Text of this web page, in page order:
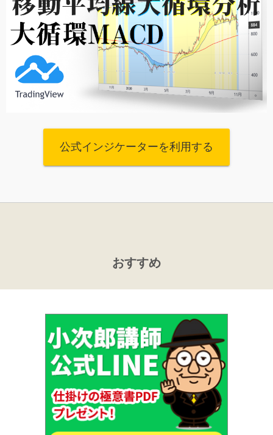
公式インジケーターを利用する
おすすめ